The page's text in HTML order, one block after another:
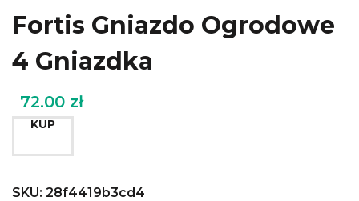
Fortis Gniazdo Ogrodowe
4 Gniazdka
72.00 zł
KUP
SKU: 28f4419b3cd4